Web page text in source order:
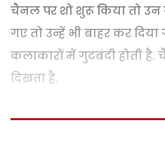
चैनल पर शो शुरू किया तो
गए तो उन्हें भी बाहर कर
कलाकारों में गुटबंदी होती है.
दिखता है.